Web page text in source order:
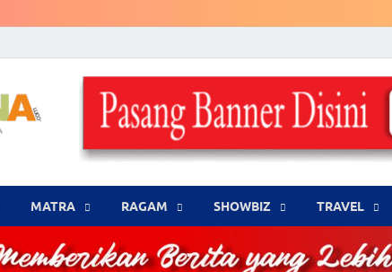
LENSA WARNA .com
Memberikan Berita yang Lebih Berwarna
MATRA ‎RAGAM ‎SHOWBIZ ‎TRAVEL